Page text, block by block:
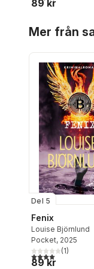
89 kr
Mer från
Del 5
Fenix
Louise Björnlund
Pocket, 2025
4,0utav 5(1)
89 kr